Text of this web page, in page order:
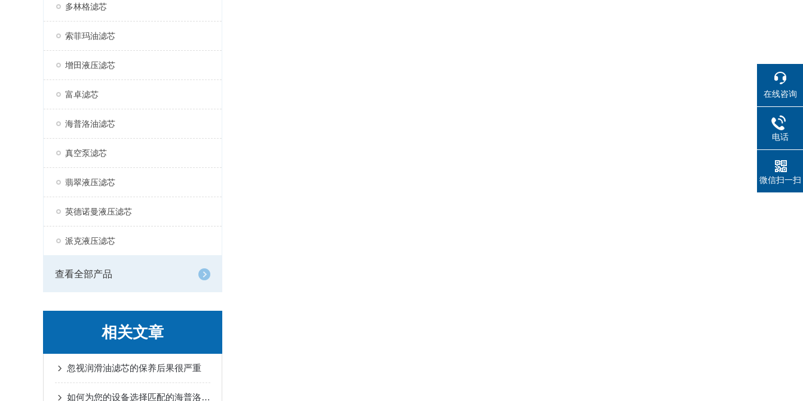
多林格滤芯
索菲玛油滤芯
增田液压滤芯
富卓滤芯
海普洛油滤芯
真空泵滤芯
翡翠液压滤芯
英德诺曼液压滤芯
派克液压滤芯
查看全部产品
相关文章
忽视润滑油滤芯的保养后果很严重
如何为您的设备选择匹配的海普洛HY-PRO滤芯？
在线咨询
电话
微信扫一扫